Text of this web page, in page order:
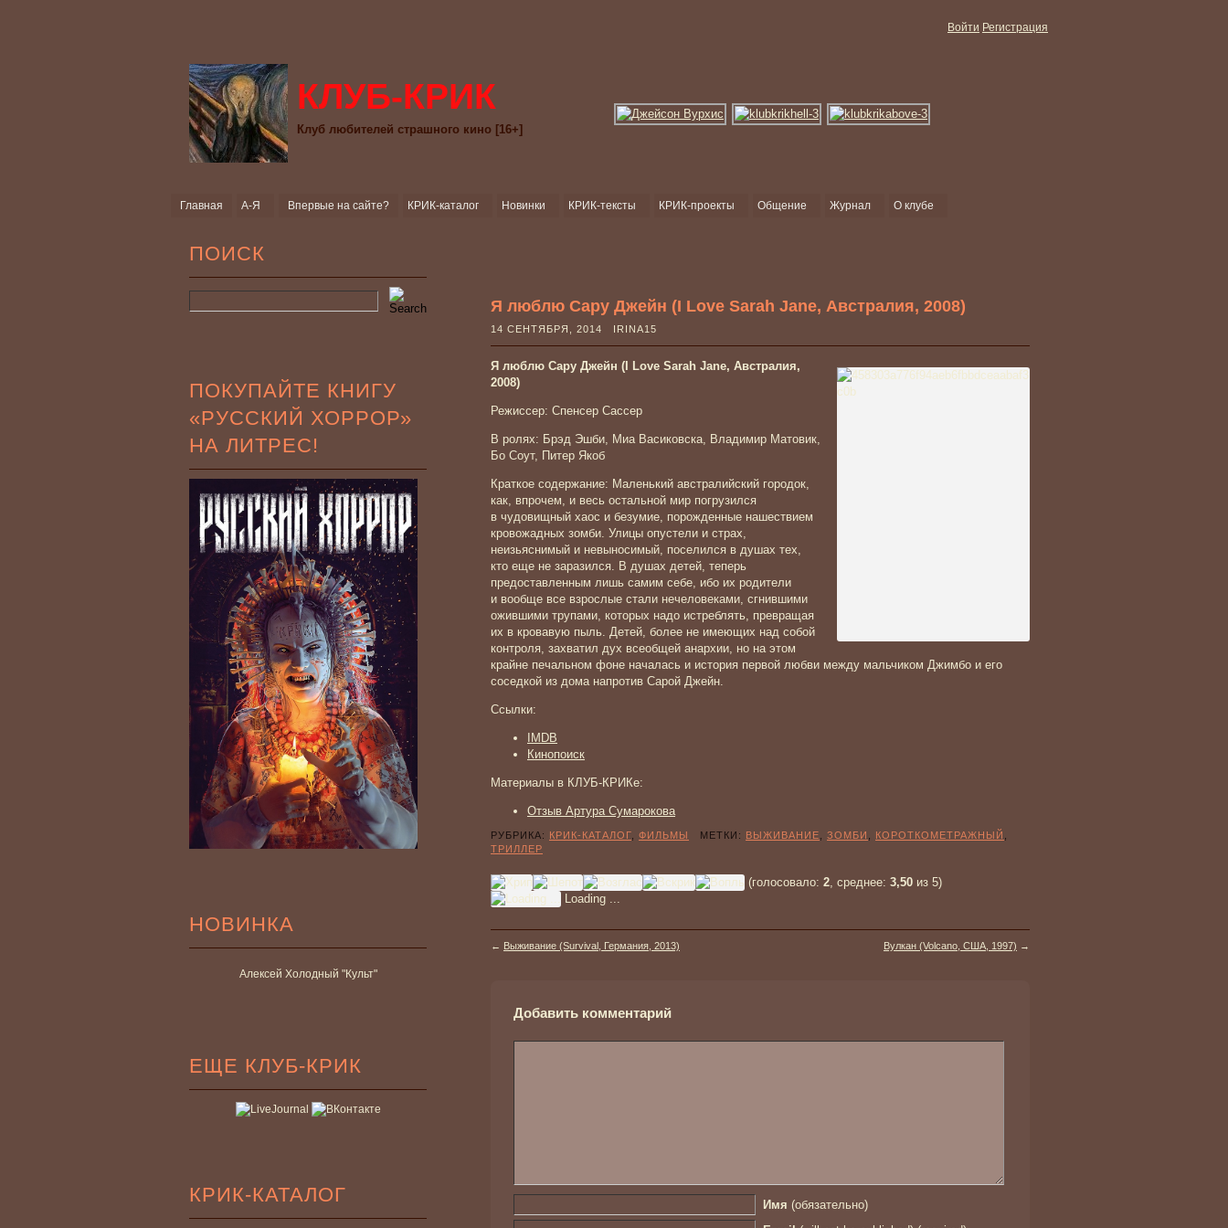
Войти Регистрация
КЛУБ-КРИК
Клуб любителей страшного кино [16+]
Главная А-Я Впервые на сайте? КРИК-каталог Новинки КРИК-тексты КРИК-проекты Общение Журнал О клубе
ПОИСК
ПОКУПАЙТЕ КНИГУ
«РУССКИЙ ХОРРОР»
НА ЛИТРЕС!
НОВИНКА
Алексей Холодный "Культ"
ЕЩЕ КЛУБ-КРИК
КРИК-КАТАЛОГ
Я люблю Сару Джейн (I Love Sarah Jane, Австралия, 2008)
14 СЕНТЯБРЯ, 2014 IRINA15
Я люблю Сару Джейн (I Love Sarah Jane, Австралия,
2008)
Режиссер: Спенсер Сассер
В ролях: Брэд Эшби, Миа Васиковска, Владимир Матовик,
Бо Соут, Питер Якоб
Краткое содержание: Маленький австралийский городок,
как, впрочем, и весь остальной мир погрузился
в чудовищный хаос и безумие, порожденные нашествием
кровожадных зомби. Улицы опустели и страх,
неизьяснимый и невыносимый, поселился в душах тех,
кто еще не заразился. В душах детей, теперь
предоставленным лишь самим себе, ибо их родители
и вообще все взрослые стали нечеловеками, сгнившими
ожившими трупами, которых надо истреблять, превращая
их в кровавую пыль. Детей, более не имеющих над собой
контроля, захватил дух всеобщей анархии, но на этом
крайне печальном фоне началась и история первой любви между мальчиком Джимбо и его
соседкой из дома напротив Сарой Джейн.
Ссылки:
IMDB
Кинопоиск
Материалы в КЛУБ-КРИКе:
Отзыв Артура Сумарокова
РУБРИКА: КРИК-КАТАЛОГ ФИЛЬМЫ МЕТКИ: ВЫЖИВАНИЕ ЗОМБИ КОРОТКОМЕТРАЖНЫЙ
ТРИЛЛЕР
(голосовало: 2, среднее: 3,50 из 5)
Loading ...
← Выживание (Survival, Германия, 2013) Вулкан (Volcano, США, 1997) →
Добавить комментарий
Имя (обязательно)